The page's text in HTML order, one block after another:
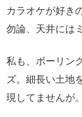
カラオケが好き
勿論、天井には
私も、ボーリン
ズ。細長い土地
現してませんが。